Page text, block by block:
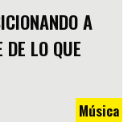
A
LO QUE
Música